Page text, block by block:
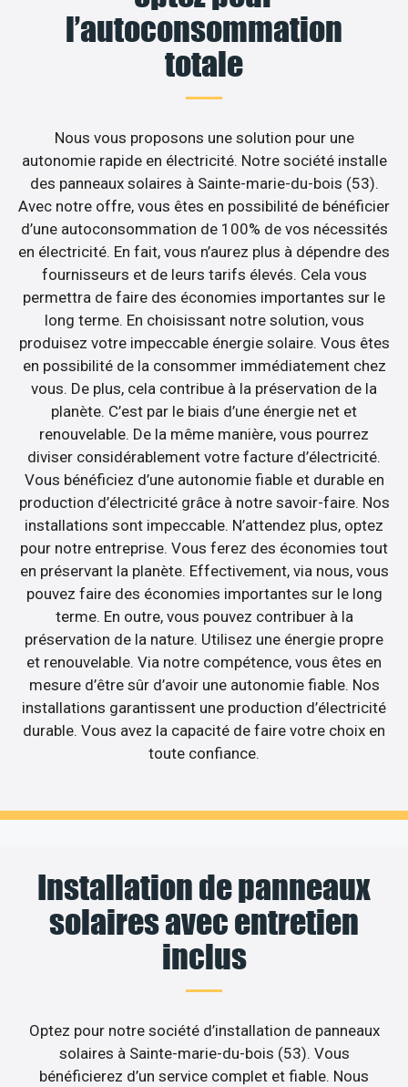
l’autoconsommation
totale
Nous vous proposons une solution pour une
autonomie rapide en électricité. Notre société installe
des panneaux solaires à Sainte-marie-du-bois (53).
Avec notre offre, vous êtes en possibilité de bénéficier
d’une autoconsommation de 100% de vos nécessités
en électricité. En fait, vous n’aurez plus à dépendre des
fournisseurs et de leurs tarifs élevés. Cela vous
permettra de faire des économies importantes sur le
long terme. En choisissant notre solution, vous
produisez votre impeccable énergie solaire. Vous êtes
en possibilité de la consommer immédiatement chez
vous. De plus, cela contribue à la préservation de la
planète. C’est par le biais d’une énergie net et
renouvelable. De la même manière, vous pourrez
diviser considérablement votre facture d’électricité.
Vous bénéficiez d’une autonomie fiable et durable en
production d’électricité grâce à notre savoir-faire. Nos
installations sont impeccable. N’attendez plus, optez
pour notre entreprise. Vous ferez des économies tout
en préservant la planète. Effectivement, via nous, vous
pouvez faire des économies importantes sur le long
terme. En outre, vous pouvez contribuer à la
préservation de la nature. Utilisez une énergie propre
et renouvelable. Via notre compétence, vous êtes en
mesure d’être sûr d’avoir une autonomie fiable. Nos
installations garantissent une production d’électricité
durable. Vous avez la capacité de faire votre choix en
toute confiance.
Installation de panneaux
solaires avec entretien
inclus
Optez pour notre société d’installation de panneaux
solaires à Sainte-marie-du-bois (53). Vous
bénéficierez d’un service complet et fiable. Nous